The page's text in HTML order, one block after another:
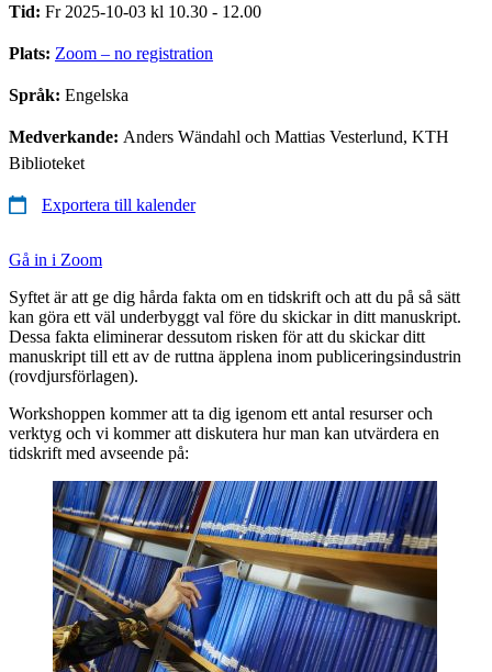
Tid: Fr 2025-10-03 kl 10.30 - 12.00
Plats: Zoom – no registration
Språk: Engelska
Medverkande: Anders Wändahl och Mattias Vesterlund, KTH
Biblioteket
Exportera till kalender
Gå in i Zoom
Syftet är att ge dig hårda fakta om en tidskrift och att du på så sätt
kan göra ett väl underbyggt val före du skickar in ditt manuskript.
Dessa fakta eliminerar dessutom risken för att du skickar ditt
manuskript till ett av de ruttna äpplena inom publiceringsindustrin
(rovdjursförlagen).
Workshoppen kommer att ta dig igenom ett antal resurser och
verktyg och vi kommer att diskutera hur man kan utvärdera en
tidskrift med avseende på: